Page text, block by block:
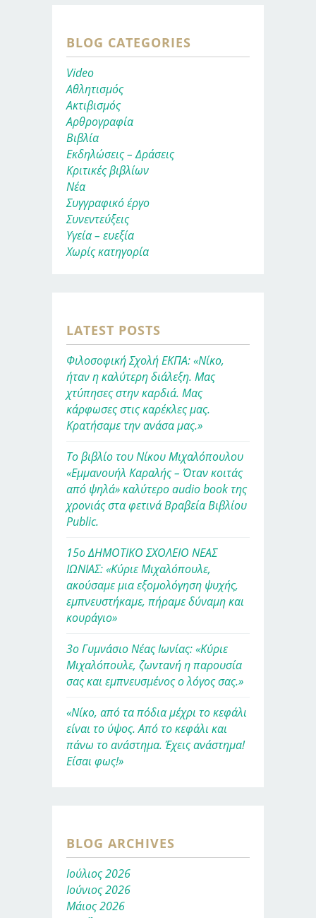
BLOG CATEGORIES
Video
Αθλητισμός
Ακτιβισμός
Αρθρογραφία
Βιβλία
Εκδηλώσεις – Δράσεις
Κριτικές βιβλίων
Νέα
Συγγραφικό έργο
Συνεντεύξεις
Υγεία – ευεξία
Χωρίς κατηγορία
LATEST POSTS
Φιλοσοφική Σχολή ΕΚΠΑ: «Νίκο,
ήταν η καλύτερη διάλεξη. Μας
χτύπησες στην καρδιά. Μας
κάρφωσες στις καρέκλες μας.
Κρατήσαμε την ανάσα μας.»
Το βιβλίο του Νίκου Μιχαλόπουλου
«Εμμανουήλ Καραλής – Όταν κοιτάς
από ψηλά» καλύτερο audio book της
χρονιάς στα φετινά Βραβεία Βιβλίου
Public.
15ο ΔΗΜΟΤΙΚΟ ΣΧΟΛΕΙΟ ΝΕΑΣ
ΙΩΝΙΑΣ: «Κύριε Μιχαλόπουλε,
ακούσαμε μια εξομολόγηση ψυχής,
εμπνευστήκαμε, πήραμε δύναμη και
κουράγιο»
3ο Γυμνάσιο Νέας Ιωνίας: «Κύριε
Μιχαλόπουλε, ζωντανή η παρουσία
σας και εμπνευσμένος ο λόγος σας.»
«Νίκο, από τα πόδια μέχρι το κεφάλι
είναι το ύψος. Από το κεφάλι και
πάνω το ανάστημα. Έχεις ανάστημα!
Είσαι φως!»
BLOG ARCHIVES
Ιούλιος 2026
Ιούνιος 2026
Μάιος 2026